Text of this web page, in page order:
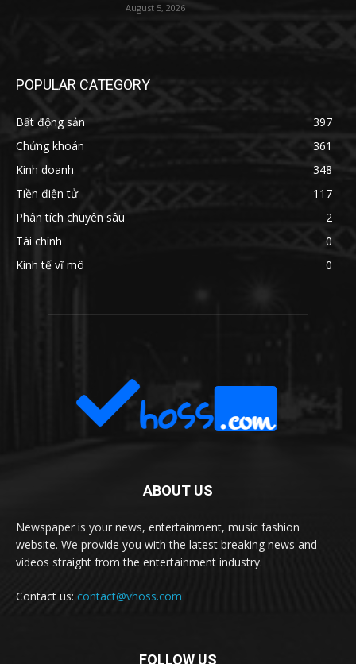
August 5, 2026
POPULAR CATEGORY
Bất động sản
397
Chứng khoán
361
Kinh doanh
348
Tiền điện tử
117
Phân tích chuyên sâu
2
Tài chính
0
Kinh tế vĩ mô
0
ABOUT US
Newspaper is your news, entertainment, music fashion
website. We provide you with the latest breaking news and
videos straight from the entertainment industry.
Contact us: contact@vhoss.com
FOLLOW US